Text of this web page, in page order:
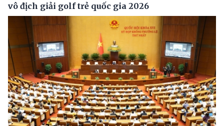
vô địch giải golf trẻ quốc gia 2026